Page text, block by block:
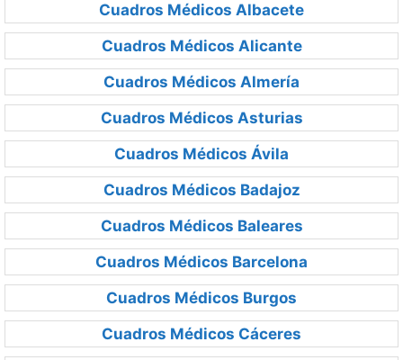
Cuadros Médicos Albacete
Cuadros Médicos Alicante
Cuadros Médicos Almería
Cuadros Médicos Asturias
Cuadros Médicos Ávila
Cuadros Médicos Badajoz
Cuadros Médicos Baleares
Cuadros Médicos Barcelona
Cuadros Médicos Burgos
Cuadros Médicos Cáceres